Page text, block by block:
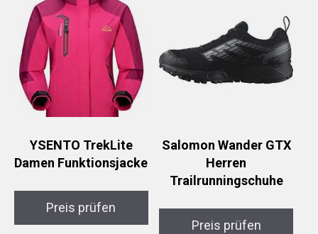
YSENTO TrekLite
Damen Funktionsjacke
Preis prüfen
Salomon Wander GTX
Herren
Trailrunningschuhe
Preis prüfen